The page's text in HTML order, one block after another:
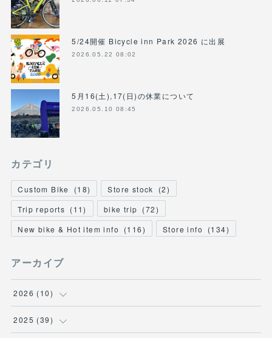
5/24開催 Bicycle inn Park 2026 に出展
2026.05.22 08:02
5月16(土),17(日)の休業について
2026.05.10 08:45
カテゴリ
Custom Bike (18) Store stock (2)
Trip reports (11) bike trip (72)
New bike & Hot item info
(116) Store info (134)
アーカイブ
2026 (10)
(1)
2025 (39)